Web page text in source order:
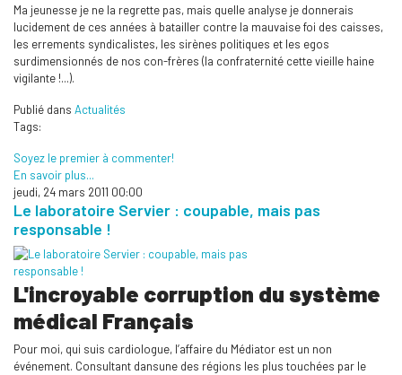
Ma jeunesse je ne la regrette pas, mais quelle analyse je donnerais
lucidement de ces années à batailler contre la mauvaise foi des caisses,
les errements syndicalistes, les sirènes politiques et les egos
surdimensionnés de nos con-frères (la confraternité cette vieille haine
vigilante !...).
Publié dans Actualités
Tags:
Soyez le premier à commenter!
En savoir plus...
jeudi, 24 mars 2011 00:00
Le laboratoire Servier : coupable, mais pas
responsable !
L'incroyable corruption du système
médical Français
Pour moi, qui suis cardiologue, l’affaire du Médiator est un non
événement. Consultant dansune des régions les plus touchées par le